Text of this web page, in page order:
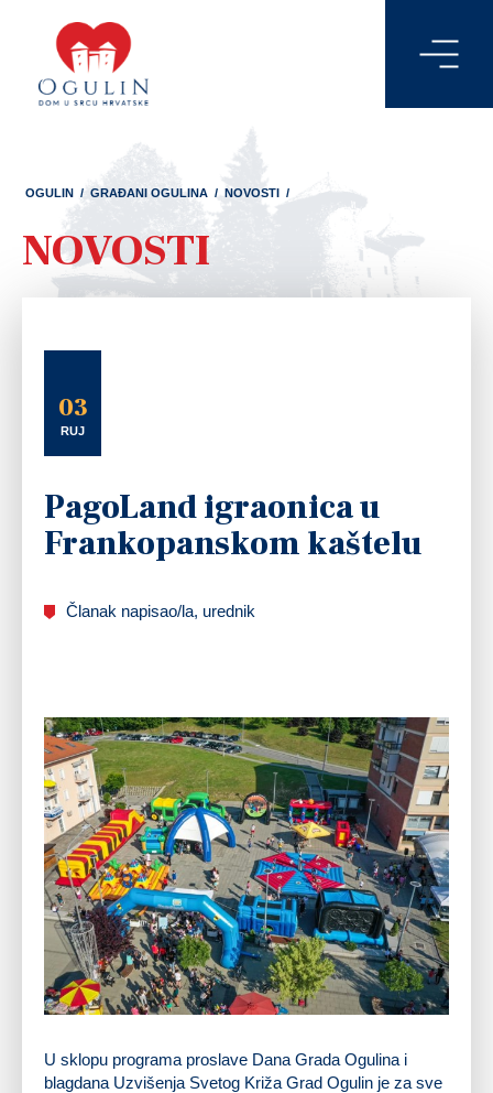
OGULIN / GRAĐANI OGULINA / NOVOSTI /
NOVOSTI
03
RUJ
PagoLand igraonica u
Frankopanskom kaštelu
Članak napisao/la, urednik
U sklopu programa proslave Dana Grada Ogulina i
blagdana Uzvišenja Svetog Križa Grad Ogulin je za sve